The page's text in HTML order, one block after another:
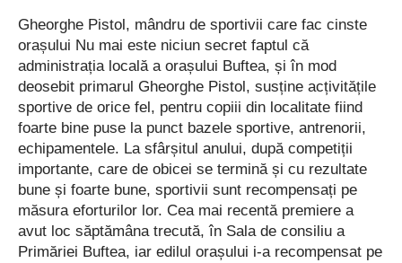
Gheorghe Pistol, mândru de sportivii care fac cinste
orașului Nu mai este niciun secret faptul că
administrația locală a orașului Buftea, și în mod
deosebit primarul Gheorghe Pistol, susține acțivitățile
sportive de orice fel, pentru copiii din localitate fiind
foarte bine puse la punct bazele sportive, antrenorii,
echipamentele. La sfârșitul anului, după competiții
importante, care de obicei se termină și cu rezultate
bune și foarte bune, sportivii sunt recompensați pe
măsura eforturilor lor. Cea mai recentă premiere a
avut loc săptămâna trecută, în Sala de consiliu a
Primăriei Buftea, iar edilul orașului i-a recompensat pe